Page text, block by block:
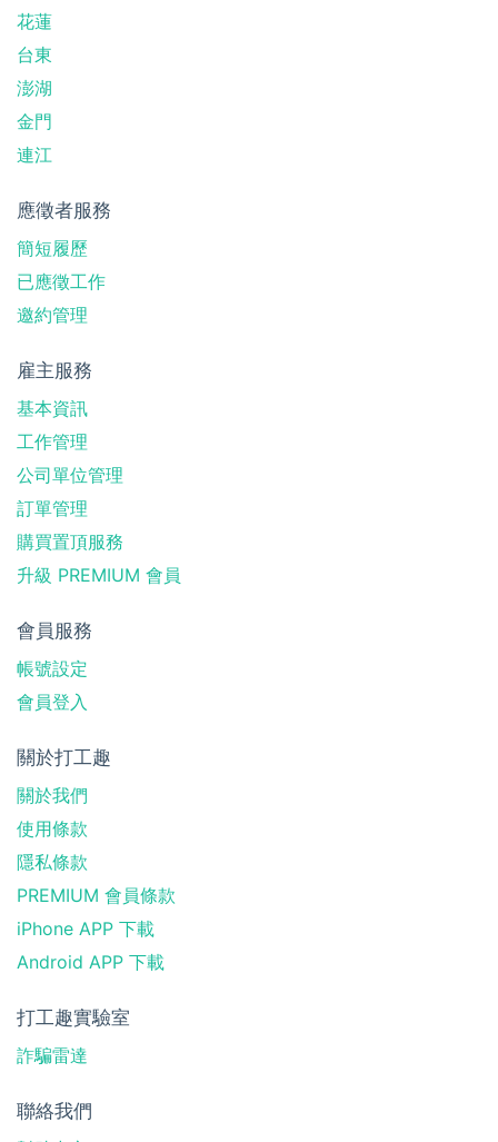
花蓮
台東
澎湖
金門
連江
應徵者服務
簡短履歷
已應徵工作
邀約管理
雇主服務
基本資訊
工作管理
公司單位管理
訂單管理
購買置頂服務
升級 PREMIUM 會員
會員服務
帳號設定
會員登入
關於打工趣
關於我們
使用條款
隱私條款
PREMIUM 會員條款
iPhone APP 下載
Android APP 下載
打工趣實驗室
詐騙雷達
聯絡我們